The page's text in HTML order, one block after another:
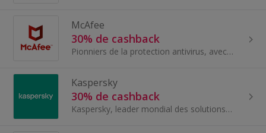
McAfee
30% de cashback
Pionniers de la protection antivirus, avec plus de 30 ans de leadership dans l'industrie et protégeant plus de 500 000 000 de clients dans le monde !
Kaspersky
30% de cashback
Kaspersky, leader mondial des solutions de sécurité informatique.